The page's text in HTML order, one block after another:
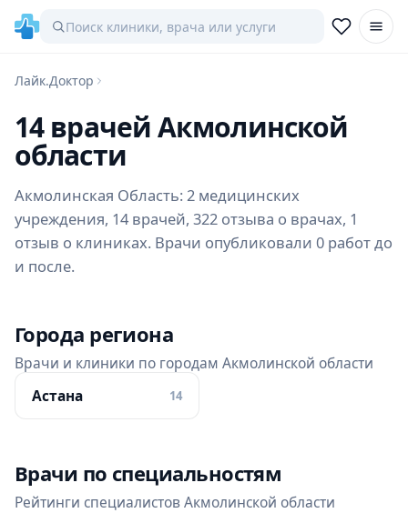
Лайк.Доктор
14 врачей Акмолинской
области
Акмолинская Область: 2 медицинских
учреждения, 14 врачей, 322 отзыва о врачах, 1
отзыв о клиниках. Врачи опубликовали 0 работ до
и после.
Города региона
Врачи и клиники по городам Акмолинской области
Астана
14
Врачи по специальностям
Рейтинги специалистов Акмолинской области